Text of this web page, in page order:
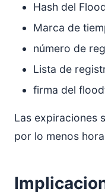
Hash del
Marca de
número de
Lista de
firma del
Las expiraciones
por lo menos